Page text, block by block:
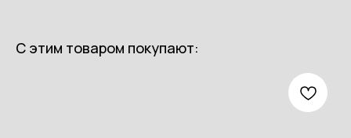
С этим товаром покупают: